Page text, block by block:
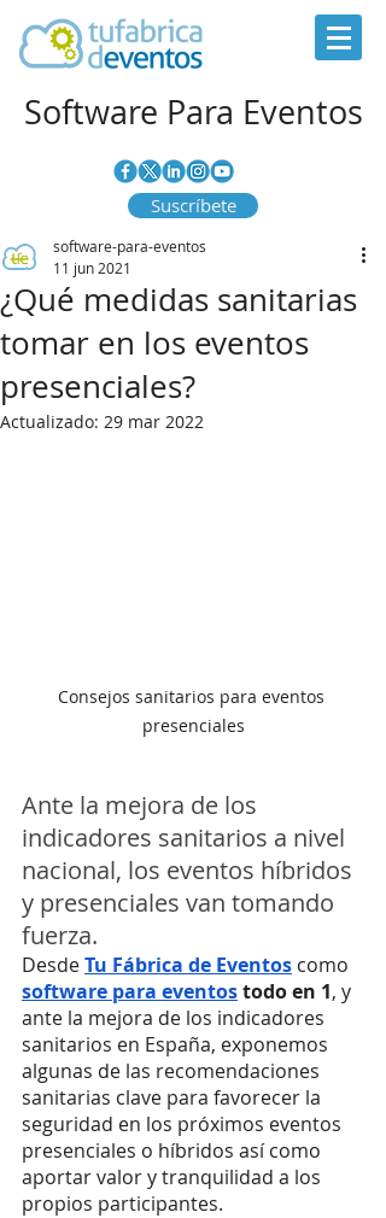
Software Para Eventos
Suscríbete
¿Qué medidas sanitarias
tomar en los eventos
presenciales?
software-para-eventos
11 jun 2021
Actualizado: 29 mar 2022
Consejos sanitarios para eventos
presenciales
Ante la mejora de los
indicadores sanitarios a nivel
nacional, los eventos híbridos
y presenciales van tomando
fuerza.
Desde Tu Fábrica de Eventos como
software para eventos todo en 1, y
ante la mejora de los indicadores
sanitarios en España, exponemos
algunas de las recomendaciones
sanitarias clave para favorecer la
seguridad en los próximos eventos
presenciales o híbridos así como
aportar valor y tranquilidad a los
propios participantes.